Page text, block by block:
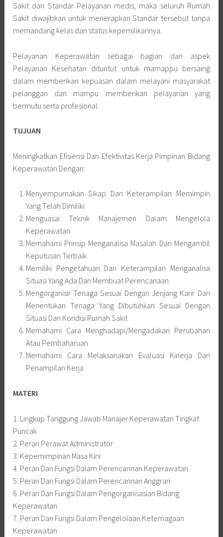
Sakit dan Standar Pelayanan medis, maka seluruh Rumah
Sakit diwajibkan untuk menerapkan Standar tersebut tanpa
memandang kelas dan status kepemilikannya.
Pelayanan Keperawatan sebagai bagian dari aspek
Pelayanan Kesehatan dituntut untuk mamappu bersaing
dalam memberikan kepuasan dalam melayani masyarakat
pelanggan dan mampu memberikan pelayanan yang
bermutu serta profesional.
TUJUAN
Meningkatkan Efisiensi Dan Efektivitas Kerja Pimpinan Bidang
Keperawatan Dengan:
Menyempurnakan Sikap Dan Keterampilan Memimpin
Yang Telah Dimiliki
Menguasai Teknik Manajemen Dalam Mengelola
Keperawatan
Memahami Prinsip Menganalisa Masalah Dan Mengambil
Keputusan Terbaik
Memiliki Pengetahuan Dan Keterampilan Menganalisa
Situasi Yang Ada Dan Membuat Perencanaan
Mengorganisir Tenaga Sesuai Dengan Jenjang Karir Dan
Menentukan Tenaga Yang Dibutuhkan Sesuai Dengan
Situasi Dan Kondisi Rumah Sakit
Memahami Cara Menghadapi/Mengadakan Perubahan
Atau Pembaharuan
Memahami Cara Melaksanakan Evaluasi Kinerja Dan
Penampilan Kerja
MATERI
1. Lingkup Tanggung Jawab Manajer Keperawatan Tingkat
Puncak
2. Peran Perawat Administrator
3. Kepemimpinan Masa Kini
4. Peran Dan Fungsi Dalam Perencannan Keperawatan
5. Peran Dan Fungsi Dalam Perencannan Anggran
6. Peran Dan Fungsi Dalam Pengorganisasian Bidang
Keperawatan
7. Peran Dan Fungsi Dalam Pengelolaan Keternagaan
Keperawatan